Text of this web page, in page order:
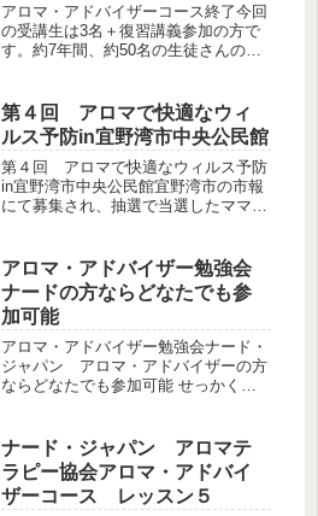
アロマ・アドバイザーコース終了今回
の受講生は3名＋復習講義参加の方で
す。約7年間、約50名の生徒さんの講
張ってくれてありがとう 今回とても
感謝したいのは、ドクターが受講さ
れ...
第４回 アロマで快適なウィ
ルス予防in宜野湾市中央公民館
第４回 アロマで快適なウィルス予防
in宜野湾市中央公民館宜野湾市の市報
にて募集され、抽選で当選したママ達
えさせていただきました。ケモタイプ
とは含まれている成分を化学的に分
析...
アロマ・アドバイザー勉強会
ナードの方ならどなたでも参
加可能
アロマ・アドバイザー勉強会ナード・
ジャパン アロマ・アドバイザーの方
ならどなたでも参加可能 せっかく取
どうぞ(*^^*) 内容の一部を抜粋します
ね。◎モノテルペン炭化水素類...
ナード・ジャパン アロマテ
ラピー協会アロマ・アドバイ
ザーコース レッスン５